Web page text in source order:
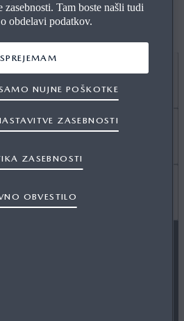
IN SPOZNAJTE SVOJO
MAZDE
zasebnosti. Tam boste našli tudi
obdelavi podatkov.
ZASEBNOSTI
OBVESTILO
ZASEBNOSTI
NUJNE POŠKOTKE
SPREJEMAM